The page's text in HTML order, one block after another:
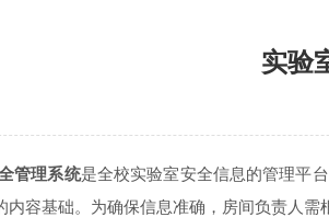
实验
管理系统是全校实验室安全信息的管理平
内容基础。为确保信息准确，房间负责人